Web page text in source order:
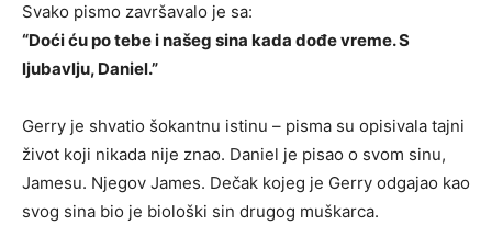
Svako pismo završavalo je sa:
“Doći ću po tebe i našeg sina kada dođe vreme. S
ljubavlju, Daniel.”
Gerry je shvatio šokantnu istinu – pisma su opisivala tajni
život koji nikada nije znao. Daniel je pisao o svom sinu,
Jamesu. Njegov James. Dečak kojeg je Gerry odgajao kao
svog sina bio je biološki sin drugog muškarca.